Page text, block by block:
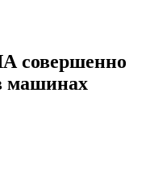
совершенно
машинах